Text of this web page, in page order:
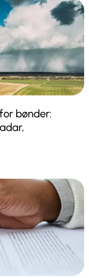
bønder: